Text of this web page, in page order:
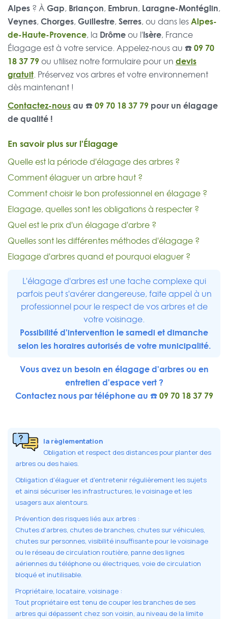
Alpes ? ÀGap, Briançon, Embrun, Laragne-Montéglin,
Veynes, Chorges, Guillestre, Serres, ou dans lesAlpes-
de-Haute-Provence, la Drômeou l'Isère, France
Élagage est à votre service. Appelez-nous au ☎️09 70
18 37 79ou utilisez notre formulaire pour un devis
gratuit. Préservez vos arbres et votre environnement
dès maintenant !
Contactez-nousau ☎️09 70 18 37 79 pour un élagage
de qualité !
En savoir plus sur l'Élagage
Quelle est la période d'élagage des arbres ?
Comment élaguer un arbre haut ?
Comment choisir le bon professionnel en élagage ?
Elagage, quelles sont les obligations à respecter ?
Quel est le prix d'un élagage d'arbre ?
Quelles sont les différentes méthodes d'élagage ?
Elagage d'arbres quand et pourquoi elaguer ?
L'élagage d'arbres est une tache complexe qui
parfois peut s'avérer dangereuse, faite appel à un
professionnel pour le respect de vos arbres et de
votre voisinage.
Possibilité d'intervention le samedi et dimanche
selon les horaires autorisés de votre municipalité.
Vous avez un besoin en élagage d'arbres ou en
entretien d'espace vert ?
Contactez nous par téléphone au ☎️09 70 18 37 79
la règlementation
Obligation et respect des distances pour planter des
arbres ou des haies.
Obligation d'élaguer et d'entretenir régulièrement les sujets
et ainsi sécuriser les infrastructures, le voisinage et les
usagers aux alentours.
Prévention des risques liés aux arbres :
Chutes d'arbres, chutes de branches, chutes sur véhicules,
chutes sur personnes, visibilité insuffisante pour le voisinage
ou le réseau de circulation routière, panne des lignes
aériennes du téléphone ou électriques, voie de circulation
bloqué et inutilisable.
Propriétaire, locataire, voisinage :
Tout propriétaire est tenu de couper les branches de ses
arbres qui dépassent chez son voisin, au niveau de la limite